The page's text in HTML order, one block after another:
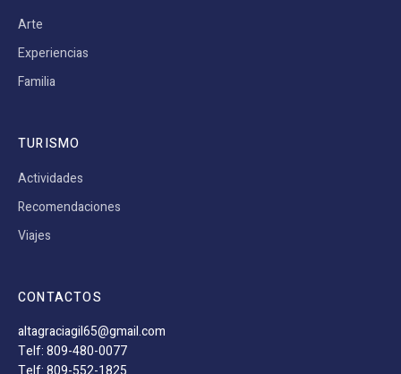
Arte
Experiencias
Familia
TURISMO
Actividades
Recomendaciones
Viajes
CONTACTOS
altagraciagil65@gmail.com
Telf: 809-480-0077